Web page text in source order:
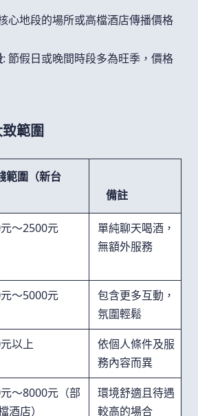
心地段的場所或高檔酒店傳播價格
: 節假日或晚間時段多為旺季，價格
範圍
範圍（新台
備註
～2500元
單純聊天喝酒，
無額外服務
～5000元
包含更多互動，
氛圍輕鬆
以上
依個人條件及服
務內容而異
～8000元（部
酒店）
環境舒適且待遇
較高的場合